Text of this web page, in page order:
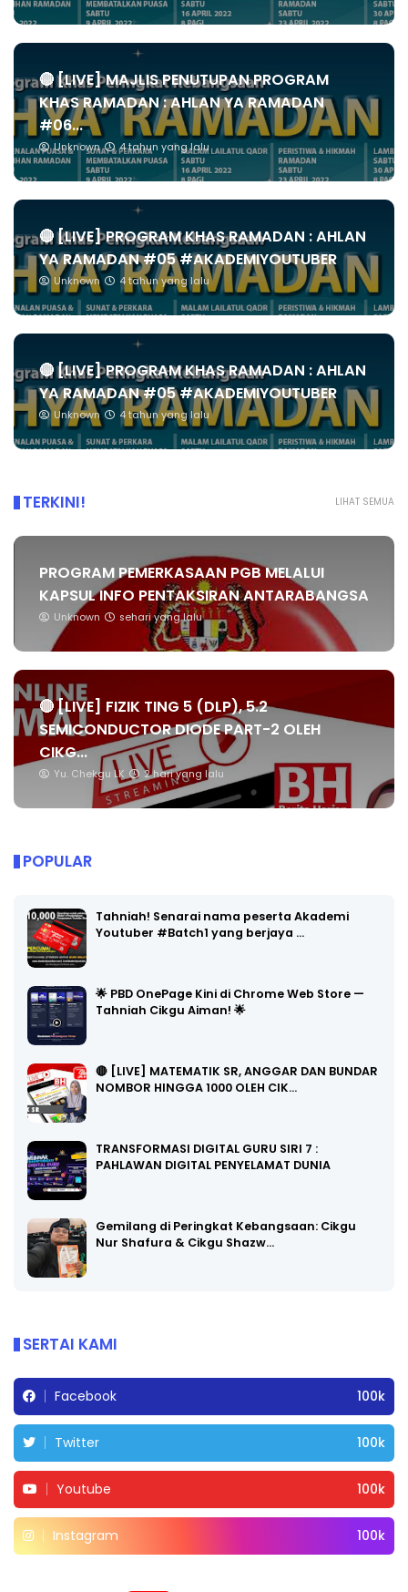
🔴 [LIVE] MAJLIS PENUTUPAN PROGRAM
KHAS RAMADAN : AHLAN YA RAMADAN
#06...
Unknown 4 tahun yang lalu
🔴 [LIVE] PROGRAM KHAS RAMADAN : AHLAN
YA RAMADAN #05 #AKADEMIYOUTUBER
Unknown 4 tahun yang lalu
🔴 [LIVE] PROGRAM KHAS RAMADAN : AHLAN
YA RAMADAN #05 #AKADEMIYOUTUBER
Unknown 4 tahun yang lalu
LIHAT SEMUA
TERKINI!
PROGRAM PEMERKASAAN PGB MELALUI
KAPSUL INFO PENTAKSIRAN ANTARABANGSA
Unknown sehari yang lalu
🔴 [LIVE] FIZIK TING 5 (DLP), 5.2
SEMICONDUCTOR DIODE PART-2 OLEH
CIKG...
Yu. Chekgu LK 2 hari yang lalu
POPULAR
Tahniah! Senarai nama peserta Akademi
Youtuber #Batch1 yang berjaya …
🌟 PBD OnePage Kini di Chrome Web Store —
Tahniah Cikgu Aiman! 🌟
🔴 [LIVE] MATEMATIK SR, ANGGAR DAN BUNDAR
NOMBOR HINGGA 1000 OLEH CIK…
TRANSFORMASI DIGITAL GURU SIRI 7 :
PAHLAWAN DIGITAL PENYELAMAT DUNIA
Gemilang di Peringkat Kebangsaan: Cikgu
Nur Shafura & Cikgu Shazw…
SERTAI KAMI
Facebook 100k
Twitter 100k
Youtube 100k
Instagram 100k